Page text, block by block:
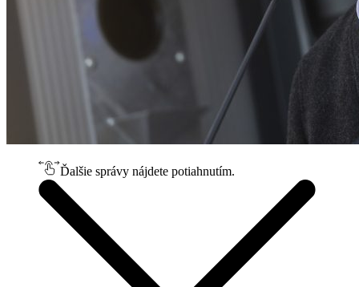
Ďalšie správy nájdete potiahnutím.